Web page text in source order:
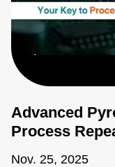
Advanced
Process
Nov. 25, 2025